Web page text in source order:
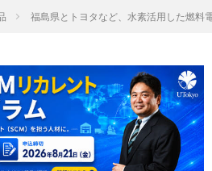
福島県とトヨタなど、水素活用した燃料